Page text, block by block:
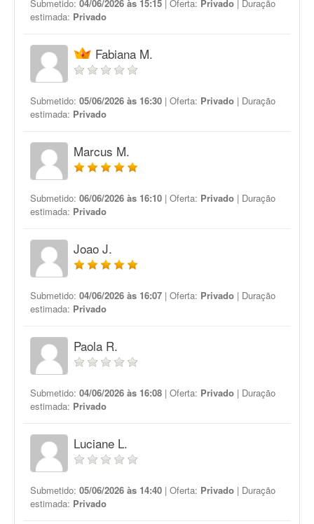
Submetido: 04/06/2026 às 15:15 | Oferta: Privado | Duração
estimada: Privado
Fabiana M.
Submetido: 05/06/2026 às 16:30 | Oferta: Privado | Duração
estimada: Privado
Marcus M.
Submetido: 06/06/2026 às 16:10 | Oferta: Privado | Duração
estimada: Privado
Joao J.
Submetido: 04/06/2026 às 16:07 | Oferta: Privado | Duração
estimada: Privado
Paola R.
Submetido: 04/06/2026 às 16:08 | Oferta: Privado | Duração
estimada: Privado
Luciane L.
Submetido: 05/06/2026 às 14:40 | Oferta: Privado | Duração
estimada: Privado